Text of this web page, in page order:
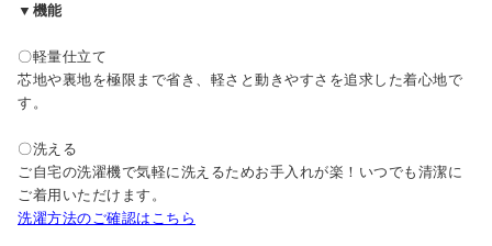
▼機能
〇軽量仕立て
芯地や裏地を極限まで省き、軽さと動きやすさを追求した着心地で
す。
〇洗える
ご自宅の洗濯機で気軽に洗えるためお手入れが楽！いつでも清潔に
ご着用いただけます。
洗濯方法のご確認はこちら